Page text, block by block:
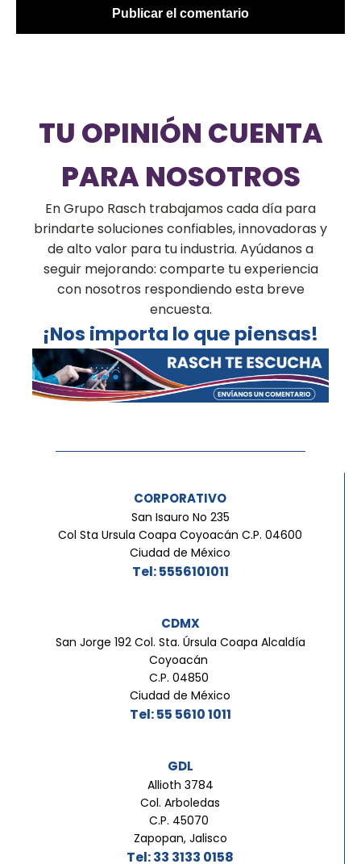
TU OPINIÓN CUENTA
PARA NOSOTROS
En Grupo Rasch trabajamos cada día para
brindarte soluciones confiables, innovadoras y
de alto valor para tu industria. Ayúdanos a
seguir mejorando: comparte tu experiencia
con nosotros respondiendo esta breve
encuesta.
¡Nos importa lo que piensas!
CORPORATIVO
San Isauro No 235
Col Sta Ursula Coapa Coyoacán C.P. 04600
Ciudad de México
Tel: 5556101011
CDMX
San Jorge 192 Col. Sta. Úrsula Coapa Alcaldía
Coyoacán
C.P. 04850
Ciudad de México
Tel: 55 5610 1011
GDL
Allioth 3784
Col. Arboledas
C.P. 45070
Zapopan, Jalisco
Tel: 33 3133 0158